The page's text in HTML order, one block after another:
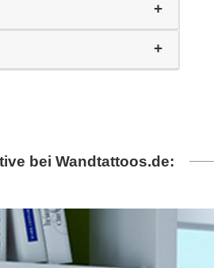
bei Wandtattoos.de: